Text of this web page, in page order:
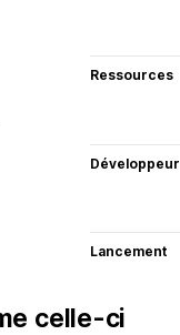
Ressources
Développeur
Lancement
celle-ci